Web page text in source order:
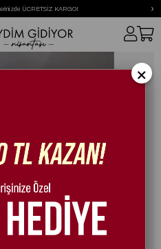
ÜCRETSİZ KARGO! ›
Ayakkabı Gold
×